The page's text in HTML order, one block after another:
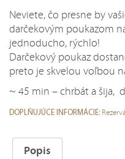
min
Neviete, čo presne by
darčekovým poukazom
jednoducho, rýchlo!
Darčekový poukaz
preto je skvelou voľbou na
~ 45 min – chrbát a šija,
DOPLŇUJÚCE INFORMÁCIE:
Popis